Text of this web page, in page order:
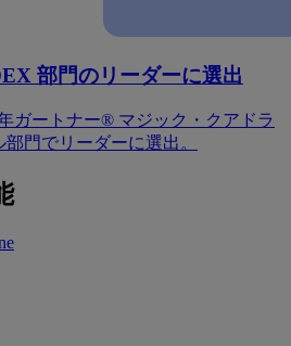
部門のリーダーに選出
ガートナー® マジック・クアドラ
門でリーダーに選出。